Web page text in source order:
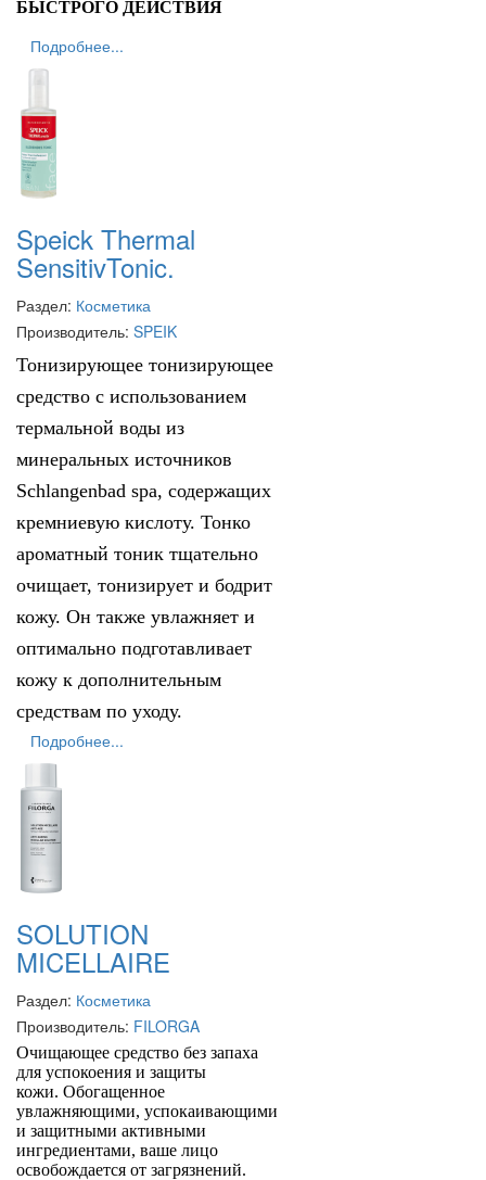
БЫСТРОГО ДЕЙСТВИЯ
Подробнее...
Speick Thermal
SensitivTonic.
Раздел: Косметика
Производитель: SPEIK
Тонизирующее тонизирующее
средство с использованием
термальной воды из
минеральных источников
Schlangenbad spa, содержащих
кремниевую кислоту. Тонко
ароматный тоник тщательно
очищает, тонизирует и бодрит
кожу. Он также увлажняет и
оптимально подготавливает
кожу к дополнительным
средствам по уходу.
Подробнее...
SOLUTION
MICELLAIRE
Раздел: Косметика
Производитель: FILORGA
Очищающее средство без запаха
для успокоения и защиты
кожи. Обогащенное
увлажняющими, успокаивающими
и защитными активными
ингредиентами, ваше лицо
освобождается от загрязнений.